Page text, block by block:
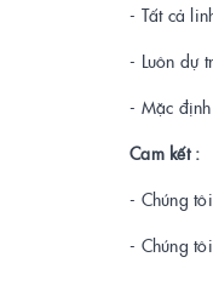
- Tất cả
- Luôn dự
- Mặc
Cam kết :
- Chúng
- Chúng